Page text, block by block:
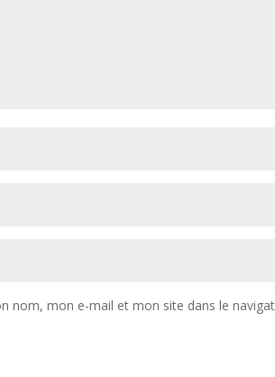
nom, mon e-mail et mon site dans le